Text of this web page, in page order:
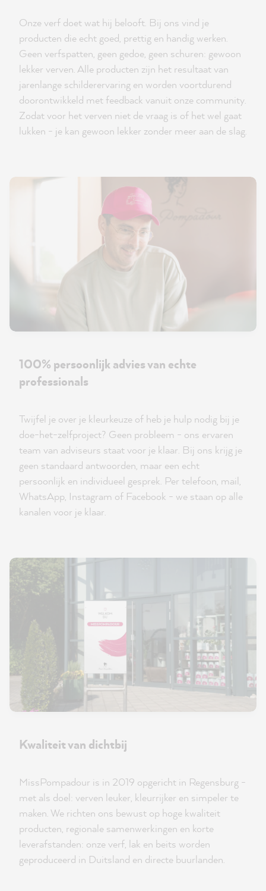
Onze verf doet wat hij belooft. Bij ons vind je
producten die echt goed, prettig en handig werken.
Geen verfspatten, geen gedoe, geen schuren: gewoon
lekker verven. Alle producten zijn het resultaat van
jarenlange schilderervaring en worden voortdurend
doorontwikkeld met feedback vanuit onze community.
Zodat voor het verven niet de vraag is of het wel gaat
lukken - je kan gewoon lekker zonder meer aan de slag.
100% persoonlijk advies van echte
professionals
Twijfel je over je kleurkeuze of heb je hulp nodig bij je
doe-het-zelfproject? Geen probleem - ons ervaren
team van adviseurs staat voor je klaar. Bij ons krijg je
geen standaard antwoorden, maar een echt
persoonlijk en individueel gesprek. Per telefoon, mail,
WhatsApp, Instagram of Facebook - we staan op alle
kanalen voor je klaar.
Kwaliteit van dichtbij
MissPompadour is in 2019 opgericht in Regensburg -
met als doel: verven leuker, kleurrijker en simpeler te
maken. We richten ons bewust op hoge kwaliteit
producten, regionale samenwerkingen en korte
leverafstanden: onze verf, lak en beits worden
geproduceerd in Duitsland en directe buurlanden.